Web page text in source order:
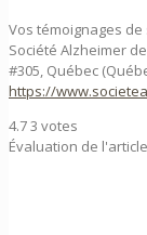
Vos témoignages
Société Alzheimer
#305, Québec
https://
4.73 votes
Évaluation de l'article